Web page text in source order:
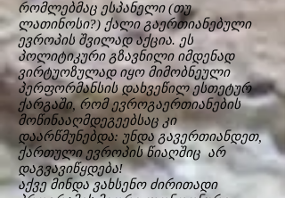
რომლებმაც ესპანელი (თუ
ლათინოსი?) ქალი გაერთიანებული
ევროპის შვილად აქცია. ეს
პოლიტიკური გზავნილი იმდენად
ვირტუოზულად იყო მიმობნეული
პერფორმანსის დახვეწილ ესთეტურ
ქარგაში, რომ ევროგაერთიანების
მოწინააღმდეგეებსაც კი
დაარწმუნებდა: უნდა გავერთიანდეთ,
ქართული ევროპის წიაღშიც არ
დაგვავიწყდება!
აქვე მინდა ვახსენო ძირითადი